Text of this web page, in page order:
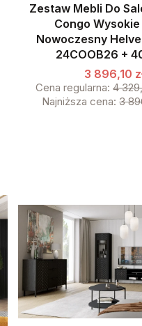
Zestaw Mebli Do
Congo
Nowoczesny
24COOB26 +
3 896,10
Cena regularna: 4
Najniższa cena: 3